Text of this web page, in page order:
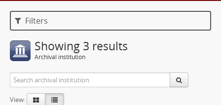
Filters
Showing 3 results
Archival institution
View: